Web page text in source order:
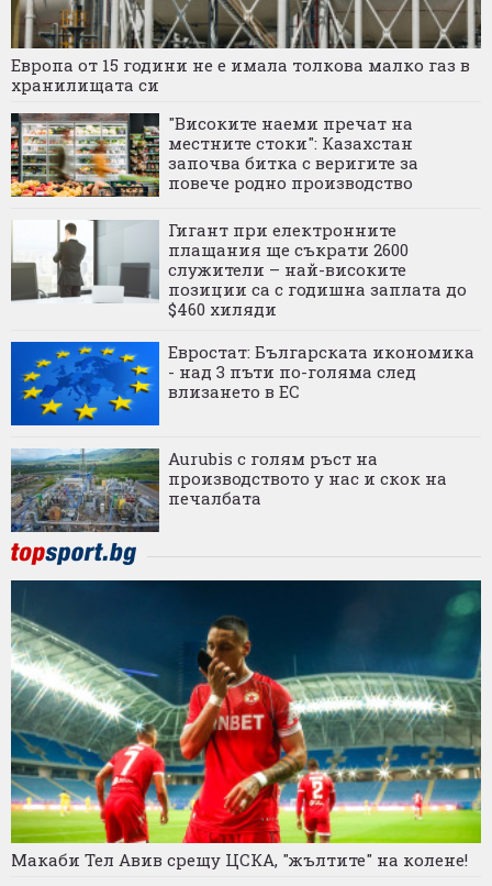
Европа от 15 години не е имала толкова малко газ в
хранилищата си
"Високите наеми пречат на
местните стоки": Казахстан
започва битка с веригите за
повече родно производство
Гигант при електронните
плащания ще съкрати 2600
служители – най-високите
позиции са с годишна заплата до
$460 хиляди
Евростат: Българската икономика
- над 3 пъти по-голяма след
влизането в ЕС
Aurubis с голям ръст на
производството у нас и скок на
печалбата
Макаби Тел Авив срещу ЦСКА, "жълтите" на колене!